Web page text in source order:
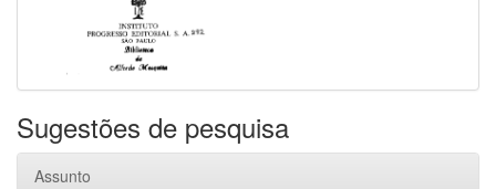
Sugestões de pesquisa
Assunto